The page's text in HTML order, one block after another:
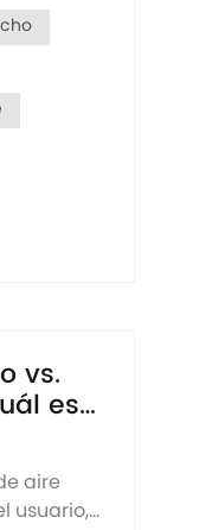
forman
y la
vs.
es
aire
usuario,